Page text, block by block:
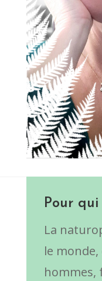
Pour qui
La
le monde,
hommes,